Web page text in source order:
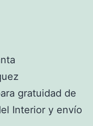
gratuidad de
Interior y envío